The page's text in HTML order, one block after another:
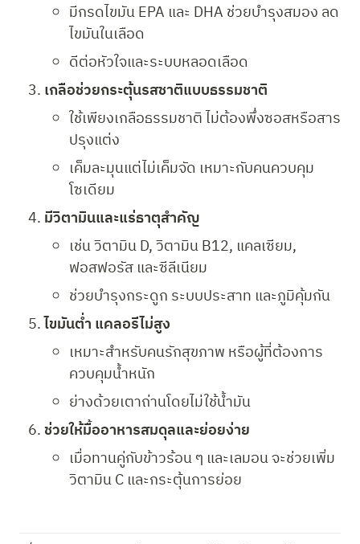
มีกรดไขมัน EPA และ DHA ช่วยบำรุงสมอง ลด
ไขมันในเลือด
ดีต่อหัวใจและระบบหลอดเลือด
เกลือช่วยกระตุ้นรสชาติแบบธรรมชาติ
ใช้เพียงเกลือธรรมชาติ ไม่ต้องพึ่งซอสหรือสาร
ปรุงแต่ง
เค็มละมุนแต่ไม่เค็มจัด เหมาะกับคนควบคุม
โซเดียม
มีวิตามินและแร่ธาตุสำคัญ
เช่น วิตามิน D, วิตามิน B12, แคลเซียม,
ฟอสฟอรัส และซีลีเนียม
ช่วยบำรุงกระดูก ระบบประสาท และภูมิคุ้มกัน
ไขมันต่ำ แคลอรีไม่สูง
เหมาะสำหรับคนรักสุขภาพ หรือผู้ที่ต้องการ
ควบคุมน้ำหนัก
ย่างด้วยเตาถ่านโดยไม่ใช้น้ำมัน
ช่วยให้มื้ออาหารสมดุลและย่อยง่าย
เมื่อทานคู่กับข้าวร้อน ๆ และเลมอน จะช่วยเพิ่ม
วิตามิน C และกระตุ้นการย่อย